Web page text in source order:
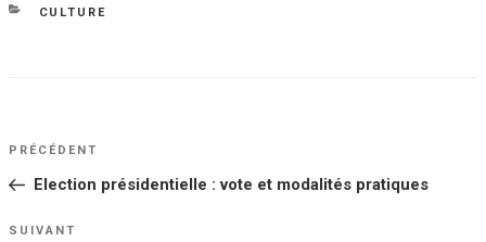
le
CATÉGORIES
CULTURE
NAVIGATION
DE
Article
PRÉCÉDENT
Election présidentielle : vote et modalités pratiques
Article
SUIVANT